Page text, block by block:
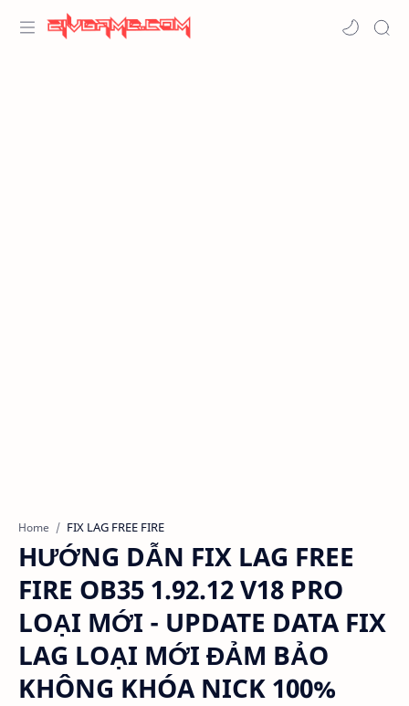
Home FIX LAG FREE FIRE
HƯỚNG DẪN FIX LAG FREE
FIRE OB35 1.92.12 V18 PRO
LOẠI MỚI - UPDATE DATA FIX
LAG LOẠI MỚI ĐẢM BẢO
KHÔNG KHÓA NICK 100%